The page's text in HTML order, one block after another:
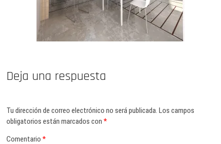
Deja una respuesta
Tu dirección de correo electrónico no será publicada. Los campos
obligatorios están marcados con*
Comentario*